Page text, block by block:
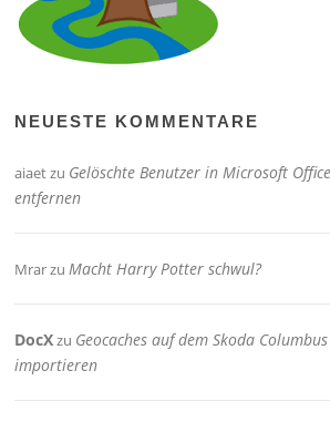
NEUESTE KOMMENTARE
aiaetzu Gelöschte Benutzer in Microsoft
entfernen
MrarzuMacht Harry Potter schwul?
DocXzu Geocaches auf dem Skoda
importieren